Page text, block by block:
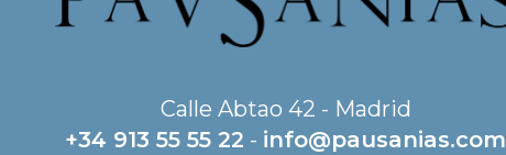
Calle Abtao 42 - Madrid
+34 913 55 55 22 - info@pausanias.com